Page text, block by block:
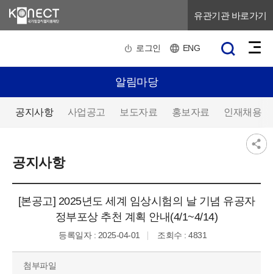
유관기관 바로가기
로그인 ENG
알림마당
공지사항 사업공고 보도자료 홍보자료 인재채용
공지사항
[본공고] 2025년도 세계 임상시험의 날 기념 유공자
정부포상 추천 계획 안내(4/1~4/14)
등록일자 : 2025-04-01 조회수 : 4831
첨부파일